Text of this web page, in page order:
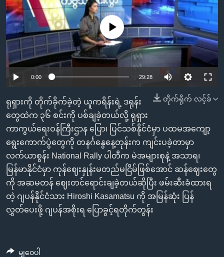
ကြည့်
ရန်
ပင်မ
ညွန်း
စာမျက်နှာ
ကျော်
ကြည့်
ရန်
ရှာဖွေ
ရန်
နေရာ
သို့
ကျော်
ရန်
အမေရိကန်သုံးအီဒီယံ
မကြေးမုံရဲ့ အင်္ဂလိပ်စာ
ရုပ်ရှင်ထဲက အင်္ဂလိပ်စာ
သုတပဒေသာ အင်္ဂလိပ်စာ
အပတ်စဉ်ကဏ္ဍများ
ရေဒီယို
တီဗွီ
ရေဒီယိုနှင့်ရုပ်သံ အချက်အလက်များ
ရေဒီယို/တီဗွီအစီအစဉ်
Learning English
ဘာသာစကားများ
No media source currently available
0:00 29:28
တိုက်ရိုက် လင့်ခ်
ရုရှားကို တိုက်ခိုက်ခဲ့တဲ့ ယူကရိန်းရဲ့ ဒရုန်း
တွေထဲက ၃၆ စင်းကို ပစ်ချခဲ့တယ်လို့ ရုရှား
ကာကွယ်ရေးဝန်ကြီးဌာန ပြော၊ ပြင်သစ်နိုင်ငံမှာ ပထမအကျော့
ရွေးကောက်ပွဲတွေကို တနင်္ဂနွေနေ့တုန်းက ကျင်းပခဲ့တာမှာ
လက်ယာစွန်း National Rally ပါတီက မဲအများစုနဲ့ အသာရ၊
မြန်မာနိုင်ငံမှာ ကုန်ဈေးနှုန်းမတည်မငြိမ်ဖြစ်အောင် ဆန်ဈေးတွေ
ကို အဆမတန် ဈေးတင်ရောင်းချခဲ့တယ်ဆိုပြီး ဖမ်းဆီးခံထားရ
တဲ့ ဂျပန်နိုင်ငံသား Hiroshi Kasamatsu ကို အမြန်ဆုံး ပြန်
လွှတ်ပေးဖို့ ဂျပန်အစိုးရ ပြောခွင့်ရတိုက်တွန်း
မျှဝေပါ